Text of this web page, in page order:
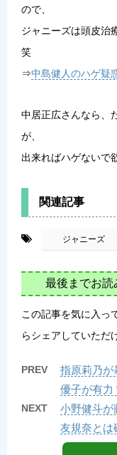
ので、
ジャニーズは頭皮治
笑
⇒中島健人のハゲ疑
中居正広さんなら、
が、
出来ればハゲないで
関連記事
ジャニーズ
最後までお読
この記事を気に入っ
らシェアしていただ
PREV
指原莉乃が
優子が有力
NEXT
小野健斗が
友規奈とは